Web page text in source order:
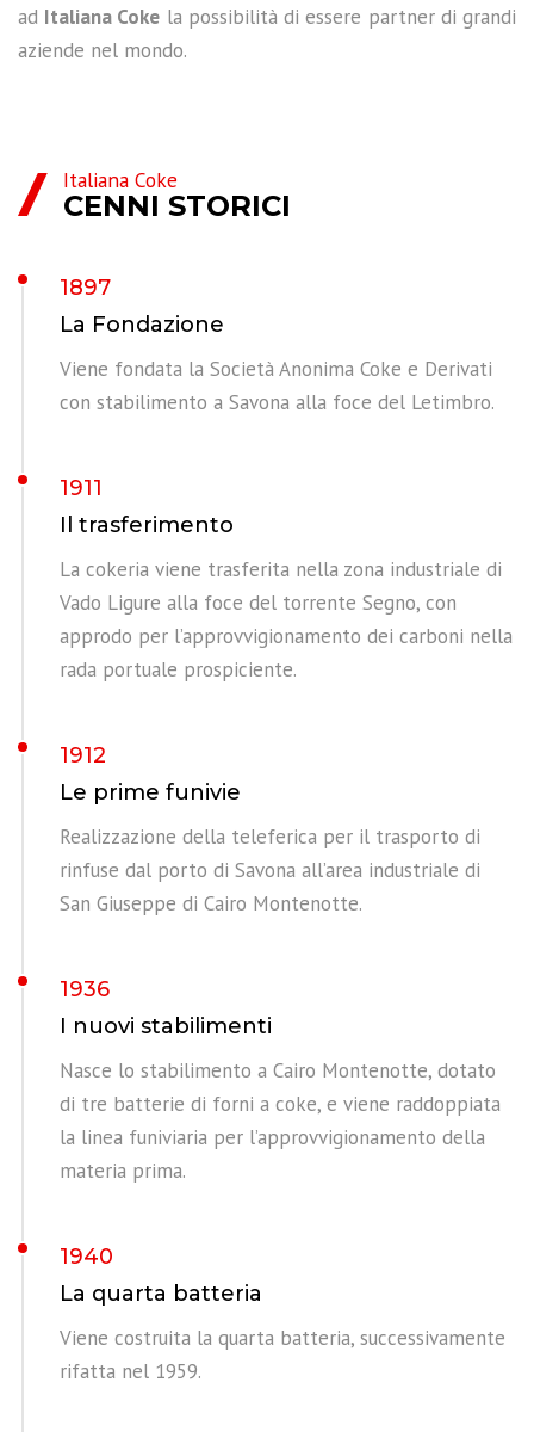
ad Italiana Coke la possibilità di essere partner di grandi
aziende nel mondo.
Italiana Coke
CENNI STORICI
1897
La Fondazione
Viene fondata la Società Anonima Coke e Derivati
con stabilimento a Savona alla foce del Letimbro.
1911
Il trasferimento
La cokeria viene trasferita nella zona industriale di
Vado Ligure alla foce del torrente Segno, con
approdo per l’approvvigionamento dei carboni nella
rada portuale prospiciente.
1912
Le prime funivie
Realizzazione della teleferica per il trasporto di
rinfuse dal porto di Savona all’area industriale di
San Giuseppe di Cairo Montenotte.
1936
I nuovi stabilimenti
Nasce lo stabilimento a Cairo Montenotte, dotato
di tre batterie di forni a coke, e viene raddoppiata
la linea funiviaria per l’approvvigionamento della
materia prima.
1940
La quarta batteria
Viene costruita la quarta batteria, successivamente
rifatta nel 1959.